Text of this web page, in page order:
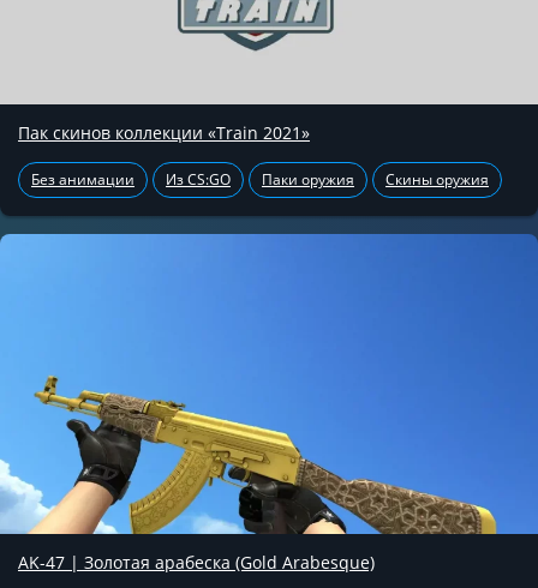
Пак скинов коллекции «Train 2021»
Без анимации Из CS:GO Паки оружия Скины оружия
AK-47 | Золотая арабеска (Gold Arabesque)